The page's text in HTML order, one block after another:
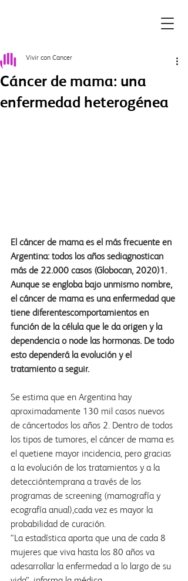
Cáncer de mama: una
enfermedad heterogénea
Vivir con Cancer
El cáncer de mama es el más frecuente en
Argentina: todos los años sediagnostican
más de 22.000 casos (Globocan, 2020)1.
Aunque se engloba bajo unmismo nombre,
el cáncer de mama es una enfermedad que
tiene diferentescomportamientos en
función de la célula que le da origen y la
dependencia o node las hormonas. De todo
esto dependerá la evolución y el
tratamiento a seguir.
Se estima que en Argentina hay
aproximadamente 130 mil casos nuevos
de cáncertodos los años 2. Dentro de todos
los tipos de tumores, el cáncer de mama es
el quetiene mayor incidencia, pero gracias
a la evolución de los tratamientos y a la
deteccióntemprana a través de los
programas de screening (mamografía y
ecografía anual),cada vez es mayor la
probabilidad de curación.
“La estadística aporta que una de cada 8
mujeres que viva hasta los 80 años va
adesarrollar la enfermedad a lo largo de su